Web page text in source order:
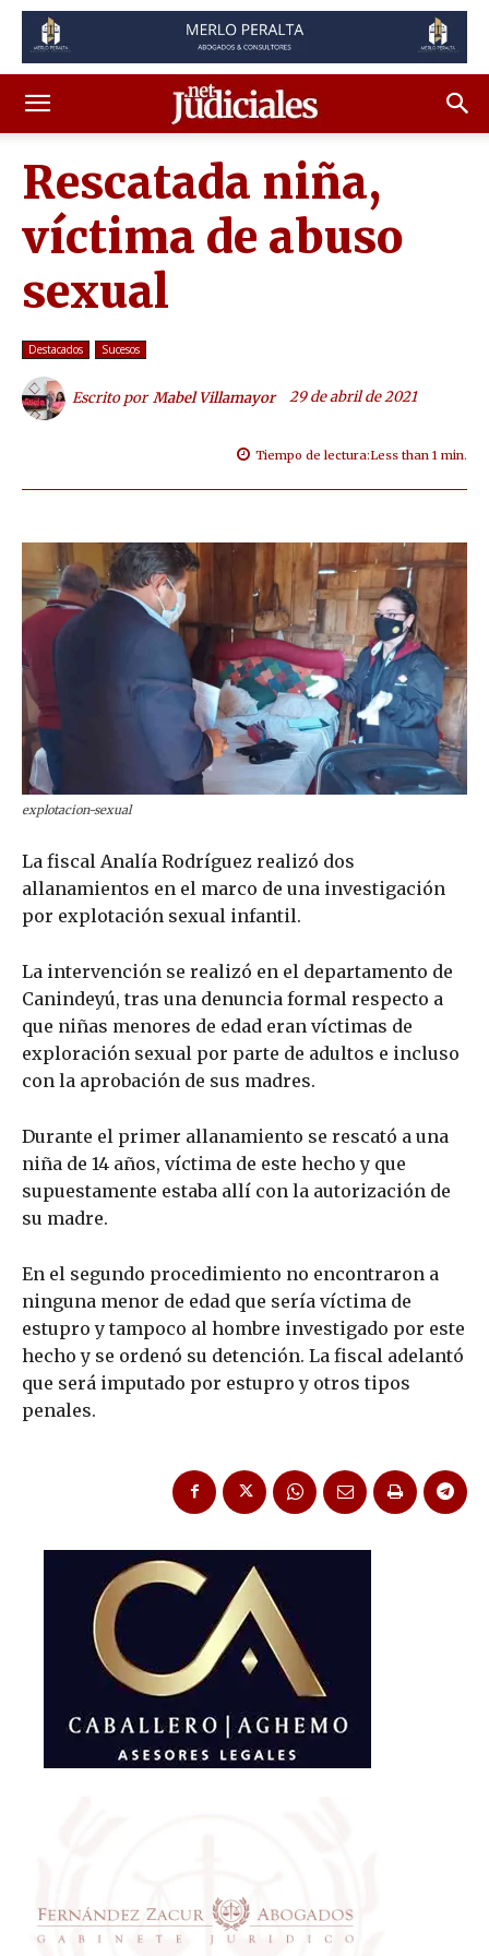
Rescatada niña,
víctima de abuso
sexual
Destacados Sucesos
Escrito por Mabel Villamayor 29 de abril de 2021
Tiempo de lectura:Less than 1 min.
explotacion-sexual
La fiscal Analía Rodríguez realizó dos
allanamientos en el marco de una investigación
por explotación sexual infantil.
La intervención se realizó en el departamento de
Canindeyú, tras una denuncia formal respecto a
que niñas menores de edad eran víctimas de
exploración sexual por parte de adultos e incluso
con la aprobación de sus madres.
Durante el primer allanamiento se rescató a una
niña de 14 años, víctima de este hecho y que
supuestamente estaba allí con la autorización de
su madre.
En el segundo procedimiento no encontraron a
ninguna menor de edad que sería víctima de
estupro y tampoco al hombre investigado por este
hecho y se ordenó su detención. La fiscal adelantó
que será imputado por estupro y otros tipos
penales.